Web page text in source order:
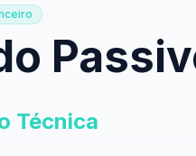
Técnica